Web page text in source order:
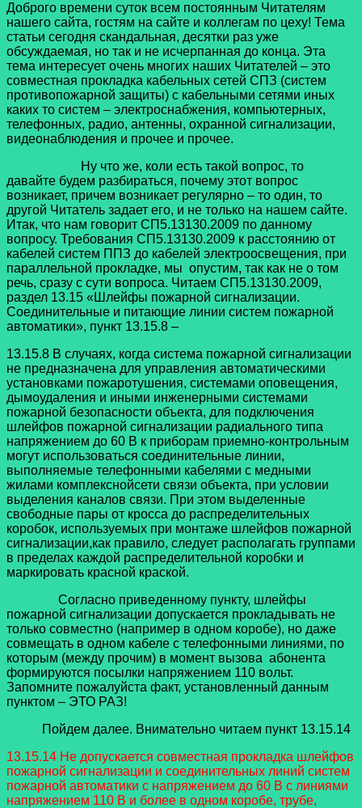
Доброго времени суток всем постоянным Читателям
нашего сайта, гостям на сайте и коллегам по цеху! Тема
статьи сегодня скандальная, десятки раз уже
обсуждаемая, но так и не исчерпанная до конца. Эта
тема интересует очень многих наших Читателей – это
совместная прокладка кабельных сетей СПЗ (систем
противопожарной защиты) с кабельными сетями иных
каких то систем – электроснабжения, компьютерных,
телефонных, радио, антенны, охранной сигнализации,
видеонаблюдения и прочее и прочее.
Ну что же, коли есть такой вопрос, то
давайте будем разбираться, почему этот вопрос
возникает, причем возникает регулярно – то один, то
другой Читатель задает его, и не только на нашем сайте.
Итак, что нам говорит СП5.13130.2009 по данному
вопросу. Требования СП5.13130.2009 к расстоянию от
кабелей систем ППЗ до кабелей электроосвещения, при
параллельной прокладке, мы опустим, так как не о том
речь, сразу с сути вопроса. Читаем СП5.13130.2009,
раздел 13.15 «Шлейфы пожарной сигнализации.
Соединительные и питающие линии систем пожарной
автоматики», пункт 13.15.8 –
13.15.8 В случаях, когда система пожарной сигнализации
не предназначена для управления автоматическими
установками пожаротушения, системами оповещения,
дымоудаления и иными инженерными системами
пожарной безопасности объекта, для подключения
шлейфов пожарной сигнализации радиального типа
напряжением до 60 В к приборам приемно-контрольным
могут использоваться соединительные линии,
выполняемые телефонными кабелями с медными
жилами комплекснойсети связи объекта, при условии
выделения каналов связи. При этом выделенные
свободные пары от кросса до распределительных
коробок, используемых при монтаже шлейфов пожарной
сигнализации,как правило, следует располагать группами
в пределах каждой распределительной коробки и
маркировать красной краской.
Согласно приведенному пункту, шлейфы
пожарной сигнализации допускается прокладывать не
только совместно (например в одном коробе), но даже
совмещать в одном кабеле с телефонными линиями, по
которым (между прочим) в момент вызова абонента
формируются посылки напряжением 110 вольт.
Запомните пожалуйста факт, установленный данным
пунктом – ЭТО РАЗ!
Пойдем далее. Внимательно читаем пункт 13.15.14
13.15.14 Не допускается совместная прокладка шлейфов
пожарной сигнализации и соединительных линий систем
пожарной автоматики с напряжением до 60 В с линиями
напряжением 110 В и более в одном коробе, трубе,